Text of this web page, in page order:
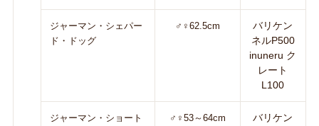
ジャーマン・シェパー
ド・ドッグ
♂♀62.5cm
バリケン
ネルP500
inuneru ク
レート
L100
ジャーマン・ショート
♂♀53～64cm
バリケン